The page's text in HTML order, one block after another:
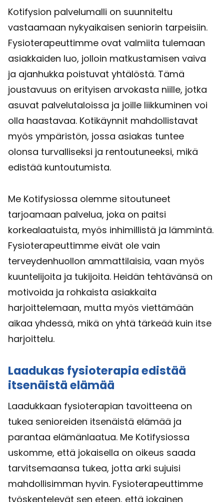
Kotifysion palvelumalli on suunniteltu
vastaamaan nykyaikaisen seniorin tarpeisiin.
Fysioterapeuttimme ovat valmiita tulemaan
asiakkaiden luo, jolloin matkustamisen vaiva
ja ajanhukka poistuvat yhtälöstä. Tämä
joustavuus on erityisen arvokasta niille, jotka
asuvat palvelutaloissa ja joille liikkuminen voi
olla haastavaa. Kotikäynnit mahdollistavat
myös ympäristön, jossa asiakas tuntee
olonsa turvalliseksi ja rentoutuneeksi, mikä
edistää kuntoutumista.
Me Kotifysiossa olemme sitoutuneet
tarjoamaan palvelua, joka on paitsi
korkealaatuista, myös inhimillistä ja lämmintä.
Fysioterapeuttimme eivät ole vain
terveydenhuollon ammattilaisia, vaan myös
kuuntelijoita ja tukijoita. Heidän tehtävänsä on
motivoida ja rohkaista asiakkaita
harjoittelemaan, mutta myös viettämään
aikaa yhdessä, mikä on yhtä tärkeää kuin itse
harjoittelu.
Laadukas fysioterapia edistää
itsenäistä elämää
Laadukkaan fysioterapian tavoitteena on
tukea senioreiden itsenäistä elämää ja
parantaa elämänlaatua. Me Kotifysiossa
uskomme, että jokaisella on oikeus saada
tarvitsemaansa tukea, jotta arki sujuisi
mahdollisimman hyvin. Fysioterapeuttimme
työskentelevät sen eteen, että jokainen